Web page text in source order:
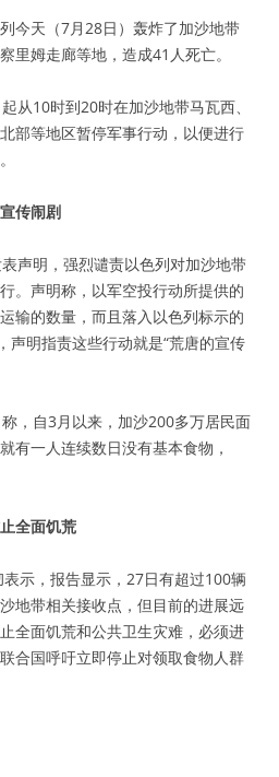
今天（7月28日）轰炸了加沙地带
里姆走廊等地，造成41人死亡。
从10时到20时在加沙地带马瓦西、
部等地区暂停军事行动，以便进行
传闹剧
声明，强烈谴责以色列对加沙地带
。声明称，以军空投行动所提供的
输的数量，而且落入以色列标示的
声明指责这些行动就是“荒唐的宣传
，自3月以来，加沙200多万居民面
有一人连续数日没有基本食物，
全面饥荒
示，报告显示，27日有超过100辆
地带相关接收点，但目前的进展远
全面饥荒和公共卫生灾难，必须进
合国呼吁立即停止对领取食物人群